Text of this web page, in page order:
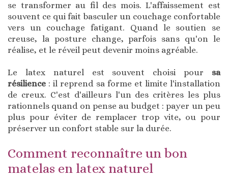
se transformer au fil des mois. L'affaissement est
souvent ce qui fait basculer un couchage confortable
vers un couchage fatigant. Quand le soutien se
creuse, la posture change, parfois sans qu'on le
réalise, et le réveil peut devenir moins agréable.
Le latex naturel est souvent choisi pour sa
résilience : il reprend sa forme et limite l'installation
de creux. C'est d'ailleurs l'un des critères les plus
rationnels quand on pense au budget : payer un peu
plus pour éviter de remplacer trop vite, ou pour
préserver un confort stable sur la durée.
Comment reconnaître un bon
matelas en latex naturel